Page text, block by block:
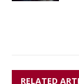
RELATED